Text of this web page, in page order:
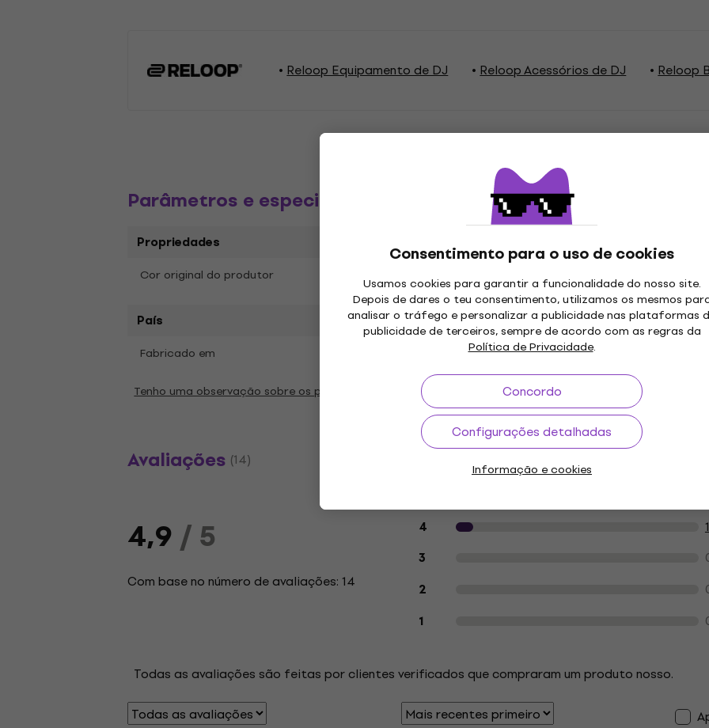
Consentimento para o uso de cookies
Usamos cookies para garantir a funcionalidade do nosso site.
Depois de dares o teu consentimento, utilizamos os mesmos
analisar o tráfego e personalizar a publicidade nas plataformas
publicidade de terceiros, sempre de acordo com as regras da
Política de Privacidade.
Concordo
Configurações detalhadas
Informação e cookies
Reloop Equipamento de DJ Reloop Acessórios de DJ Reloop
Parâmetros e especificações
Propriedades
Cor original do produtor
País
Fabricado em
Tenho uma observação sobre os parâmetros
Avaliações (14)
4,9/ 5
Com base no número de avaliações: 14
4 1
3
2
1
Todas as avaliações são feitas por clientes verificados que compraram um produto nosso.